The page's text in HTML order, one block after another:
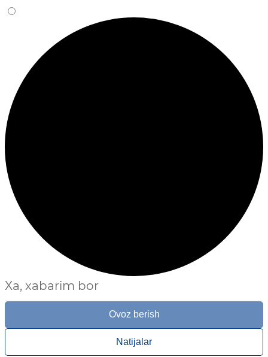
Xa, xabarim bor
Ovoz berish
Natijalar